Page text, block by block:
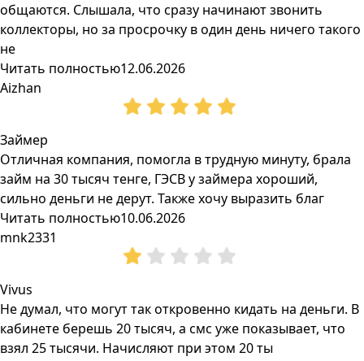
общаются. Слышала, что сразу начинают звонить
коллекторы, но за просрочку в один день ничего такого
не
Читать полностью12.06.2026
Aizhan
Займер
Отличная компания, помогла в трудную минуту, брала
займ на 30 тысяч тенге, ГЭСВ у займера хороший,
сильно деньги не дерут. Также хочу выразить благ
Читать полностью10.06.2026
mnk2331
Vivus
Не думал, что могут так откровенно кидать на деньги. В
кабинете берешь 20 тысяч, а смс уже показывает, что
взял 25 тысячи. Начисляют при этом 20 ты